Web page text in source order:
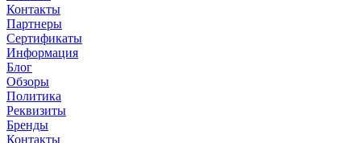
Контакты
Партнеры
Сертификаты
Информация
Блог
Обзоры
Политика
Реквизиты
Бренды
Контакты